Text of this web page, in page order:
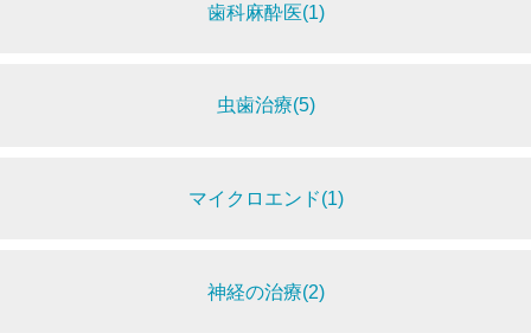
歯科麻酔医(1)
虫歯治療(5)
マイクロエンド(1)
神経の治療(2)